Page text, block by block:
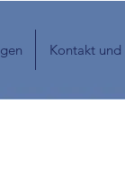
Kontakt und